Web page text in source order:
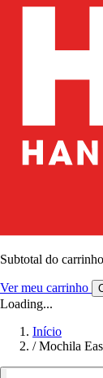
Subtotal do carrinho
Ver meu carrinho
Loading...
Início
/ Mochila